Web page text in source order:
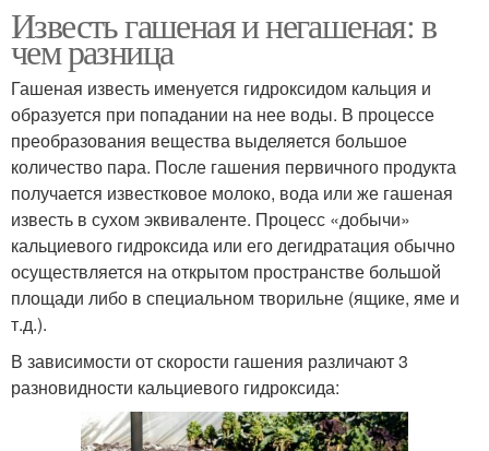
Известь гашеная и негашеная: в
чем разница
Гашеная известь именуется гидроксидом кальция и
образуется при попадании на нее воды. В процессе
преобразования вещества выделяется большое
количество пара. После гашения первичного продукта
получается известковое молоко, вода или же гашеная
известь в сухом эквиваленте. Процесс «добычи»
кальциевого гидроксида или его дегидратация обычно
осуществляется на открытом пространстве большой
площади либо в специальном творильне (ящике, яме и
т.д.).
В зависимости от скорости гашения различают 3
разновидности кальциевого гидроксида: